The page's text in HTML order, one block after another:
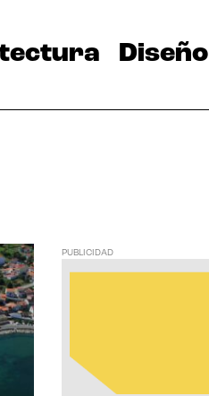
Diseño
PUBLICIDAD